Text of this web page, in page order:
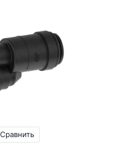
Сравнить